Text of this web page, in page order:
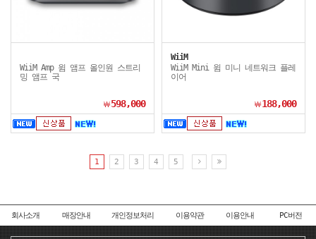
WiiM Amp 윔 앰프 올인원 스트리
밍 앰프 국
￦598,000
WiiM
WiiM Mini 윔 미니 네트워크 플레
이어
￦188,000
1 2 3 4 5
회사소개 매장안내 개인정보처리 이용약관 이용안내 PC버전